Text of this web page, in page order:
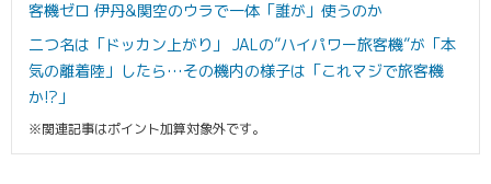
客機ゼロ 伊丹&関空のウラで一体「誰が」使うのか
二つ名は「ドッカン上がり」 JALの”ハイパワー旅客機”が「本
気の離着陸」したら…その機内の様子は「これマジで旅客機
か!?」
※関連記事はポイント加算対象外です。